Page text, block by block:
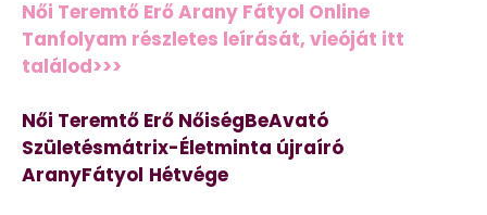
Női Teremtő Erő Arany Fátyol Online
Tanfolyam részletes leírását, vieóját itt
találod>>>
Női Teremtő Erő NőiségBeAvató
Születésmátrix-Életminta újraíró
AranyFátyol Hétvége